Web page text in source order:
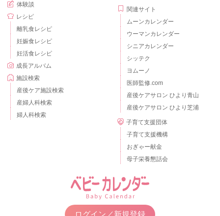
体験談
レシピ
離乳食レシピ
妊娠食レシピ
妊活食レシピ
成長アルバム
施設検索
産後ケア施設検索
産婦人科検索
婦人科検索
関連サイト
ムーンカレンダー
ウーマンカレンダー
シニアカレンダー
シッテク
ヨムーノ
医師監修.com
産後ケアサロン ひより青山
産後ケアサロン ひより芝浦
子育て支援団体
子育て支援機構
おぎゃー献金
母子栄養懇話会